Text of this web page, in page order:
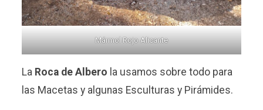
Mármol Rojo Alicante
La Roca de Albero la usamos sobre todo para
las Macetas y algunas Esculturas y Pirámides.